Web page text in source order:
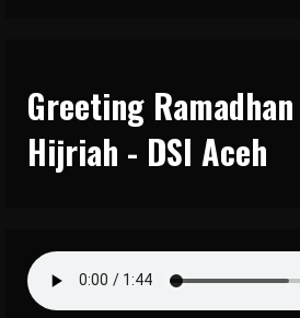
Greeting
Hijriah - DSI Aceh